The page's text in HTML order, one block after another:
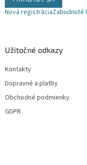
Nová registráciaZabudnuté
Užitočné odkazy
Kontakty
Dopravné a platby
Obchodné podmienky
GDPR